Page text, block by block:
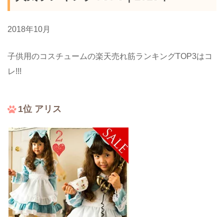
2018年10月
子供用のコスチュームの楽天売れ筋ランキングTOP3はコ
レ!!!
1位 アリス